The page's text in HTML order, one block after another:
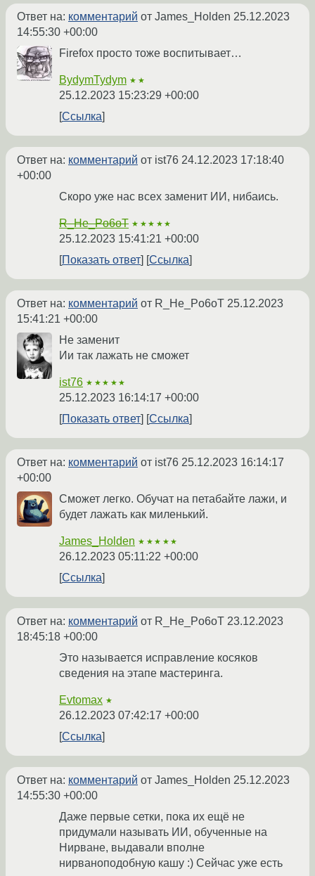
Ответ на: комментарий от James_Holden 25.12.2023
14:55:30 +00:00
Firefox просто тоже воспитывает…
BydymTydym ★★
25.12.2023 15:23:29 +00:00
Ссылка
Ответ на: комментарий от ist76 24.12.2023 17:18:40
+00:00
Скоро уже нас всех заменит ИИ, нибаись.
R_He_Po6oT ★★★★★
25.12.2023 15:41:21 +00:00
Показать ответ
Ссылка
Ответ на: комментарий от R_He_Po6oT 25.12.2023
15:41:21 +00:00
Не заменит
Ии так лажать не сможет
ist76 ★★★★★
25.12.2023 16:14:17 +00:00
Показать ответ
Ссылка
Ответ на: комментарий от ist76 25.12.2023 16:14:17
+00:00
Сможет легко. Обучат на петабайте лажи, и
будет лажать как миленький.
James_Holden ★★★★★
26.12.2023 05:11:22 +00:00
Ссылка
Ответ на: комментарий от R_He_Po6oT 23.12.2023
18:45:18 +00:00
Это называется исправление косяков
сведения на этапе мастеринга.
Evtomax ★
26.12.2023 07:42:17 +00:00
Ссылка
Ответ на: комментарий от James_Holden 25.12.2023
14:55:30 +00:00
Даже первые сетки, пока их ещё не
придумали называть ИИ, обученные на
Нирване, выдавали вполне
нирваноподобную кашу :) Сейчас уже есть